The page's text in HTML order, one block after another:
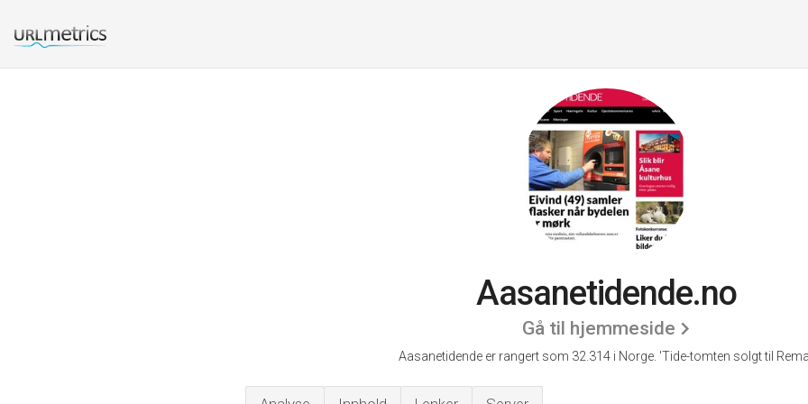
Aasanetidende.no
Gå til hjemmeside
Aasanetidende er rangert som 32.314 i Norge. 'Tide-tomten solgt til